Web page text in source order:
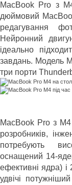
MacBook Pro з
дюймовий
редагування
Нейронний
ідеально
завдань. Модель
три порти
MacBook Pro з
розробників,
потребують
оснащений 14-
ефективні ядра)
удвічі